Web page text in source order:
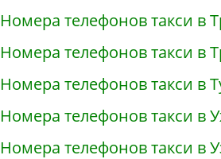
Номера телефонов такси в
Номера телефонов такси в
Номера телефонов такси в
Номера телефонов такси в
Номера телефонов такси в